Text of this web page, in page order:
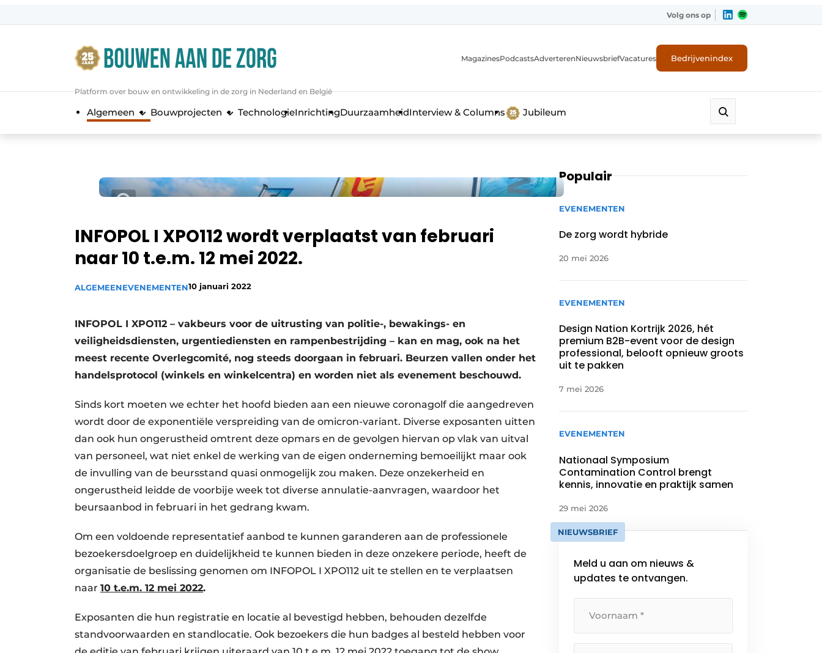
Algemene voorwaarden
Contact
Jaarboek
Nieuwsbrief
Podcasts
Privacy / Cookie statement
Vacatures
Volg ons op
Platform over bouw en ontwikkeling in de zorg in Nederland en België
MagazinesPodcastsAdverterenNieuwsbriefVacatures Bedrijvenindex
Algemeen Bouwprojecten TechnologieInrichtingDuurzaamheidInterview & Columns Jubileum
INFOPOL I XPO112 wordt verplaatst van februari
naar 10 t.e.m. 12 mei 2022.
ALGEMEENEVENEMENTEN10 januari 2022
INFOPOL I XPO112 – vakbeurs voor de uitrusting van politie-, bewakings- en
veiligheidsdiensten, urgentiediensten en rampenbestrijding – kan en mag, ook na het
meest recente Overlegcomité, nog steeds doorgaan in februari. Beurzen vallen onder het
handelsprotocol (winkels en winkelcentra) en worden niet als evenement beschouwd.
Sinds kort moeten we echter het hoofd bieden aan een nieuwe coronagolf die aangedreven
wordt door de exponentiële verspreiding van de omicron-variant. Diverse exposanten uitten
dan ook hun ongerustheid omtrent deze opmars en de gevolgen hiervan op vlak van uitval
van personeel, wat niet enkel de werking van de eigen onderneming bemoeilijkt maar ook
de invulling van de beursstand quasi onmogelijk zou maken. Deze onzekerheid en
ongerustheid leidde de voorbije week tot diverse annulatie-aanvragen, waardoor het
beursaanbod in februari in het gedrang kwam.
Om een voldoende representatief aanbod te kunnen garanderen aan de professionele
bezoekersdoelgroep en duidelijkheid te kunnen bieden in deze onzekere periode, heeft de
organisatie de beslissing genomen om INFOPOL I XPO112 uit te stellen en te verplaatsen
naar 10 t.e.m. 12 mei 2022.
Exposanten die hun registratie en locatie al bevestigd hebben, behouden dezelfde
standvoorwaarden en standlocatie. Ook bezoekers die hun badges al besteld hebben voor
Populair
EVENEMENTEN
De zorg wordt hybride
20 mei 2026
EVENEMENTEN
Design Nation Kortrijk 2026, hét
premium B2B-event voor de design
professional, belooft opnieuw groots
uit te pakken
7 mei 2026
EVENEMENTEN
Nationaal Symposium
Contamination Control brengt
kennis, innovatie en praktijk samen
29 mei 2026
NIEUWSBRIEF
Meld u aan om nieuws &
updates te ontvangen.